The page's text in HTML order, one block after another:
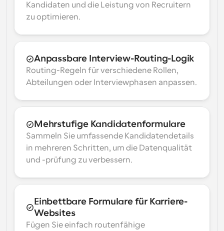
Kandidaten und die Leistung von Recruitern
zu optimieren.
Anpassbare Interview-Routing-Logik
Routing-Regeln für verschiedene Rollen,
Abteilungen oder Interviewphasen anpassen.
Mehrstufige Kandidatenformulare
Sammeln Sie umfassende Kandidatendetails
in mehreren Schritten, um die Datenqualität
und -prüfung zu verbessern.
Einbettbare Formulare für Karriere-
Websites
Fügen Sie einfach routenfähige